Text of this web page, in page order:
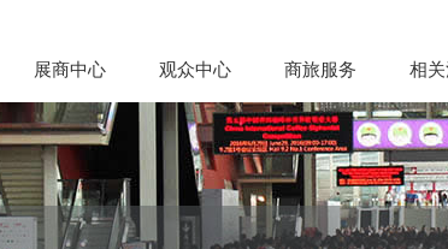
展商中心 观众中心 商旅服务 相